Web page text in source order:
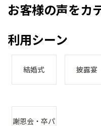
お客様の声をカ
利用シーン
結婚式 披露宴
謝恩会・卒パ